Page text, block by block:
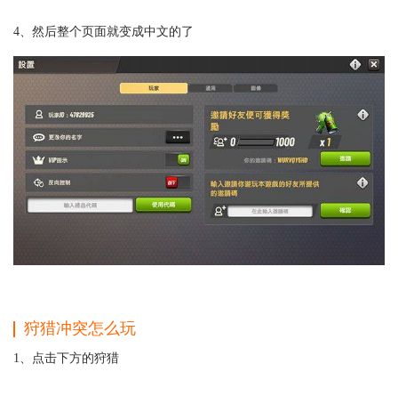
4、然后整个页面就变成中文的了
狩猎冲突怎么玩
1、点击下方的狩猎